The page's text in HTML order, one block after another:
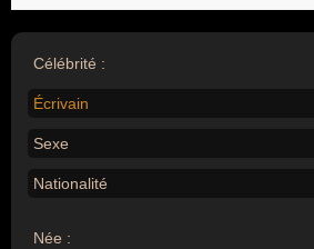
Célébrité :
Écrivain
Sexe
Nationalité
Née :